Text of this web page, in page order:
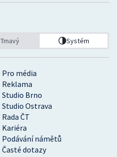
Pro média
Reklama
Studio Brno
Studio Ostrava
Rada ČT
Kariéra
Podávání námětů
Časté dotazy
Tmavý Systém